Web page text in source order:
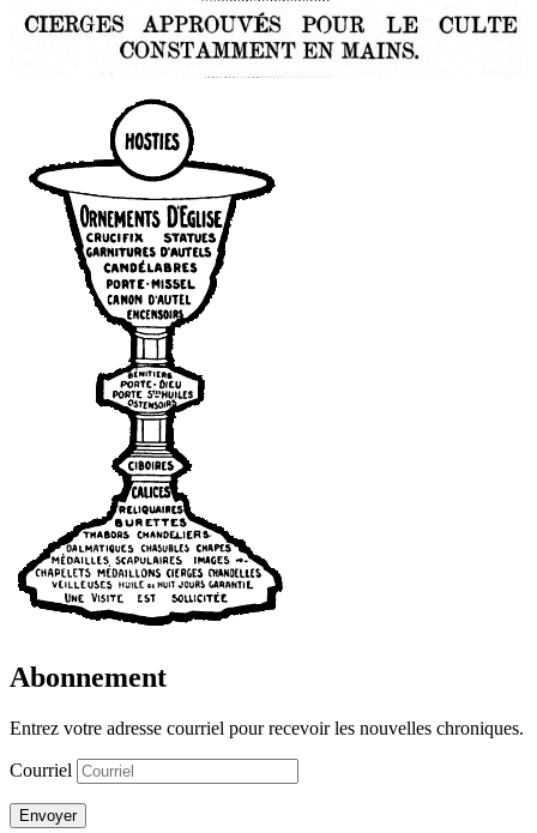
Abonnement
Entrez votre adresse courriel pour recevoir les nouvelles chroniques.
Courriel
Envoyer